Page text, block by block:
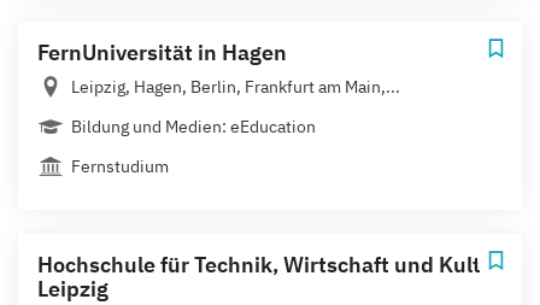
FernUniversität in Hagen
Leipzig, Hagen, Berlin, Frankfurt am Main,...
Bildung und Medien: eEducation
Fernstudium
Hochschule für Technik, Wirtschaft und Kultur
Leipzig